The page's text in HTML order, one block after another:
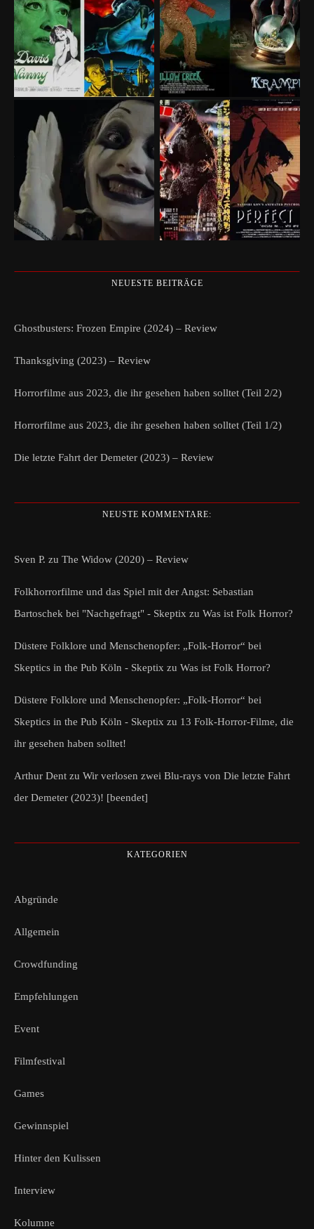
NEUESTE BEITRÄGE
Ghostbusters: Frozen Empire (2024) – Review
Thanksgiving (2023) – Review
Horrorfilme aus 2023, die ihr gesehen haben solltet (Teil 2/2)
Horrorfilme aus 2023, die ihr gesehen haben solltet (Teil 1/2)
Die letzte Fahrt der Demeter (2023) – Review
NEUSTE KOMMENTARE:
Sven P. zu The Widow (2020) – Review
Folkhorrorfilme und das Spiel mit der Angst: Sebastian
Bartoschek bei "Nachgefragt" - Skeptix zu Was ist Folk Horror?
Düstere Folklore und Menschenopfer: „Folk-Horror“ bei
Skeptics in the Pub Köln - Skeptix zu Was ist Folk Horror?
Düstere Folklore und Menschenopfer: „Folk-Horror“ bei
Skeptics in the Pub Köln - Skeptix zu 13 Folk-Horror-Filme, die
ihr gesehen haben solltet!
Arthur Dent zu Wir verlosen zwei Blu-rays von Die letzte Fahrt
der Demeter (2023)! [beendet]
KATEGORIEN
Abgründe
Allgemein
Crowdfunding
Empfehlungen
Event
Filmfestival
Games
Gewinnspiel
Hinter den Kulissen
Interview
Kolumne